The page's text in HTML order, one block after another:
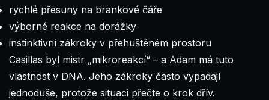
rychlé přesuny na brankové čáře
výborné reakce na dorážky
instinktivní zákroky v přehuštěném prostoru
Casillas byl mistr „mikroreakcí“ – a Adam má tuto
vlastnost v DNA. Jeho zákroky často vypadají
jednoduše, protože situaci přečte o krok dřív.